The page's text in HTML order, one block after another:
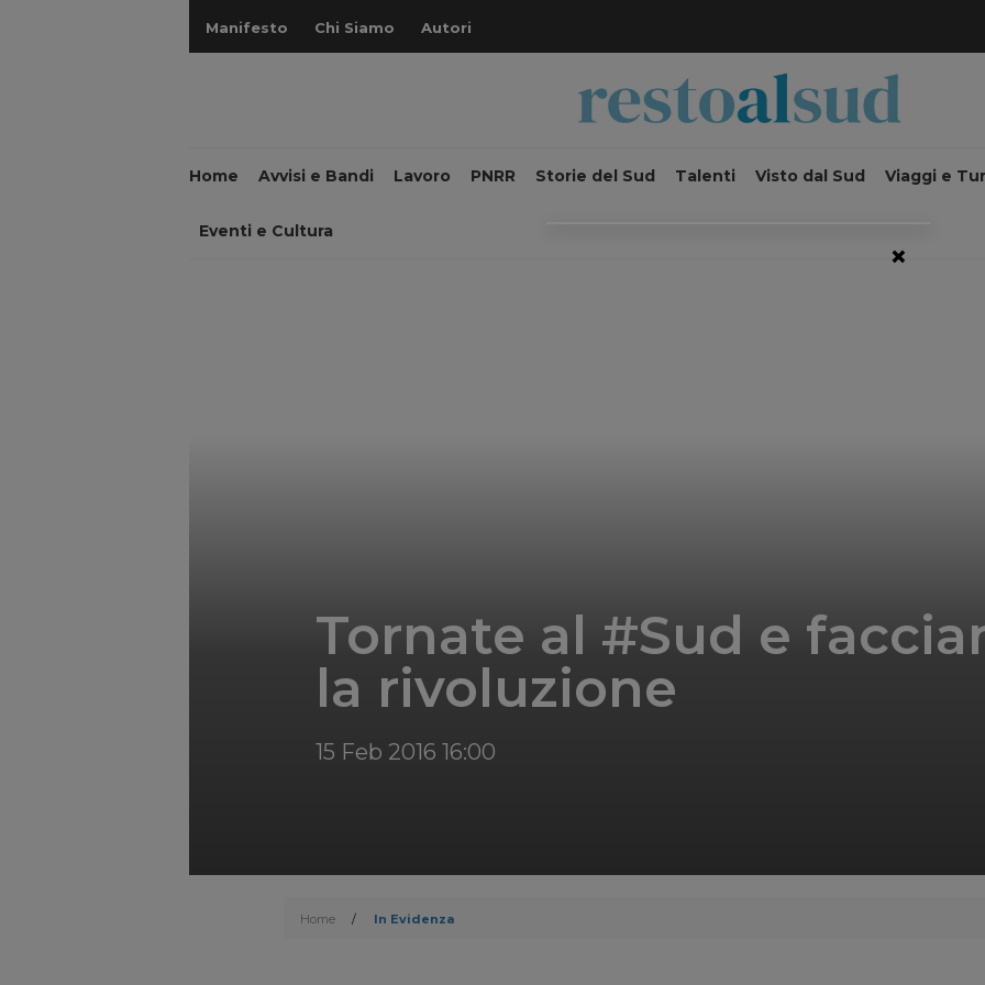
Manifesto Chi Siamo Autori
Home Avvisi e Bandi Lavoro PNRR Storie del Sud Talenti Visto dal Sud Viaggi e
Eventi e Cultura
Tornate al #Sud e
la rivoluzione
15 Feb 2016 16:00
Home / In Evidenza
×